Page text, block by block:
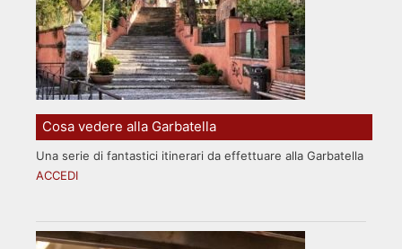
Cosa vedere alla Garbatella
Una serie di fantastici itinerari da effettuare alla Garbatella
ACCEDI